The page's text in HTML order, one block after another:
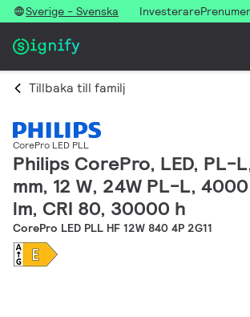
Sverige - Svenska Investerare
Tillbaka till familj
CorePro LED PLL
Philips CorePro, LED, PL-
mm, 12 W, 24W PL-L,
lm, CRI 80, 30000 h
CorePro LED PLL HF 12W 840 4P 2G11